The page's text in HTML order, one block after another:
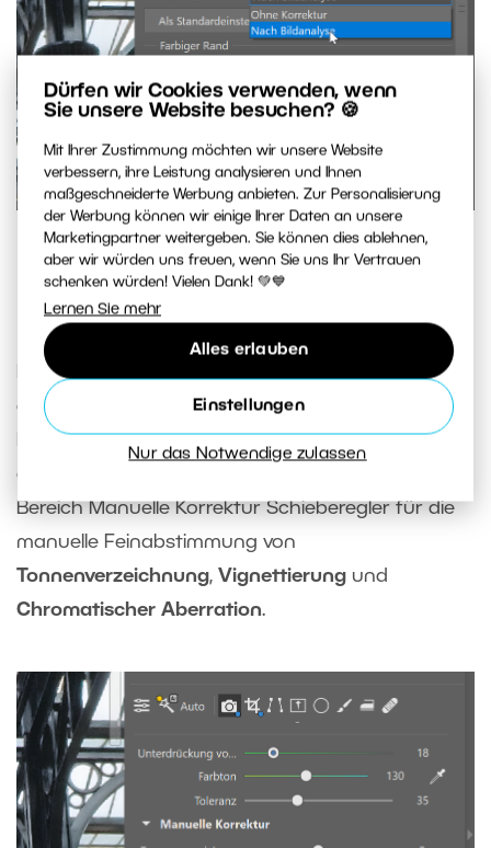
Dürfen wir Cookies verwenden, wenn
Sie unsere Website besuchen? 🍪
Mit Ihrer Zustimmung möchten wir unsere Website
verbessern, ihre Leistung analysieren und Ihnen
maßgeschneiderte Werbung anbieten. Zur Personalisierung
der Werbung können wir einige Ihrer Daten an unsere
Marketingpartner weitergeben. Sie können dies ablehnen,
aber wir würden uns freuen, wenn Sie uns Ihr Vertrauen
schenken würden! Vielen Dank! 💚💙
Lernen Sie mehr
Alles erlauben
Einstellungen
Nur das Notwendige zulassen
Wählen Sie Nach Bildanalyse, um chromatische
Fehler automatisch zu erkennen und zu
Es kann sein, dass Sie auch nach der Anwendung
der automatischen Korrekturen nicht mit den
Ergebnissen zufrieden sind. Für solche Fälle gibt
es Korrekturen für den
Bereich Manuelle Korrektur Schieberegler für die
manuelle Feinabstimmung von
Tonnenverzeichnung, Vignettierung und
Chromatischer Aberration.